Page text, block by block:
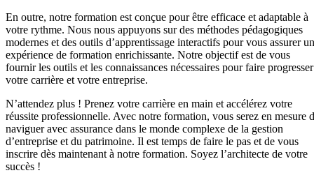
En outre, notre formation est conçue pour être efficace et adaptable à
votre rythme. Nous nous appuyons sur des méthodes pédagogiques
modernes et des outils d’apprentissage interactifs pour vous assurer
expérience de formation enrichissante. Notre objectif est de vous
fournir les outils et les connaissances nécessaires pour faire progresser
votre carrière et votre entreprise.
N’attendez plus ! Prenez votre carrière en main et accélérez votre
réussite professionnelle. Avec notre formation, vous serez en mesure
naviguer avec assurance dans le monde complexe de la gestion
d’entreprise et du patrimoine. Il est temps de faire le pas et de vous
inscrire dès maintenant à notre formation. Soyez l’architecte de votre
succès !